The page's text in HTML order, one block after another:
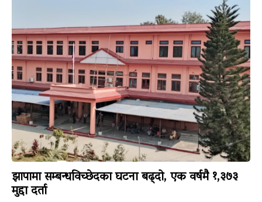
झापामा सम्बन्धविच्छेदका घटना बढ्दो, एक वर्षमै १,३७३
मुद्दा दर्ता